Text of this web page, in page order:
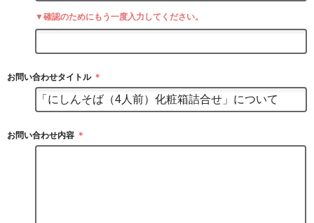
▼確認のためにもう一度入力してください。
お問い合わせタイトル ＊
お問い合わせ内容 ＊